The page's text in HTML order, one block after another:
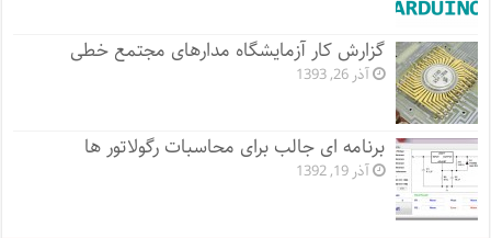
گزارش کار آزمایشگاه مدارهای مجتمع خطی
آذر 26, 1393
برنامه ای جالب برای محاسبات رگولاتور ها
آذر 19, 1392